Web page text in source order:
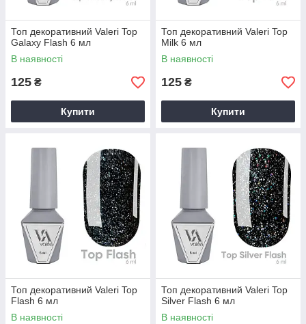
Топ декоративний Valeri Top
Galaxy Flash 6 мл
В наявності
125 ₴
Купити
Топ декоративний Valeri Top
Milk 6 мл
В наявності
125 ₴
Купити
Топ декоративний Valeri Top
Flash 6 мл
В наявності
Топ декоративний Valeri Top
Silver Flash 6 мл
В наявності